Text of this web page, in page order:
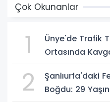
Çok Okunanlar
1
Ünye'de Trafik
Ortasında
2
Şanlıurfa'daki
Boğdu: 29